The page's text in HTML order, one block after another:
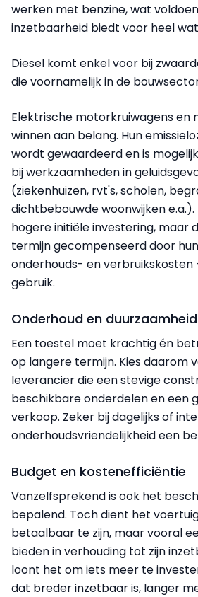
werken met benzine, wat
inzetbaarheid biedt voor heel
Diesel komt enkel voor bij
die voornamelijk in de
Elektrische motorkruiwagens en
winnen aan belang. Hun
wordt gewaardeerd en is
bij werkzaamheden in
(ziekenhuizen, rvt's, scholen,
dichtbebouwde woonwijken e.a.).
hogere initiële investering, maar
termijn gecompenseerd door
onderhouds- en verbruikskosten
gebruik.
Onderhoud en duurzaamheid
Een toestel moet krachtig én
op langere termijn. Kies daarom
leverancier die een stevige
beschikbare onderdelen en een
verkoop. Zeker bij dagelijks of
onderhoudsvriendelijkheid een
Budget en kostenefficiëntie
Vanzelfsprekend is ook het
bepalend. Toch dient het
betaalbaar te zijn, maar vooral
bieden in verhouding tot zijn
loont het om iets meer te
dat breder inzetbaar is, langer